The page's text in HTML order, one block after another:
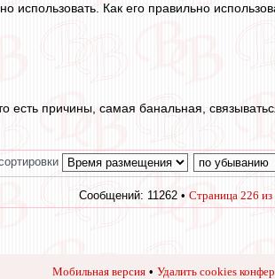
Как его правильно
есть причины, самая банальная,
Сообщений: 11262 • Страница 226 из
Мобильная версия • Удалить cookies